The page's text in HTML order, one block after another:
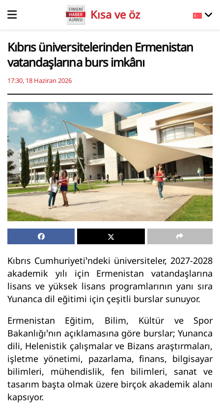
Kısa ve öz
Kıbrıs üniversitelerinden Ermenistan
vatandaşlarına burs imkânı
17:30, 18 Haziran 2026
Kıbrıs Cumhuriyeti’ndeki üniversiteler, 2027-2028
akademik yılı için Ermenistan vatandaşlarına
lisans ve yüksek lisans programlarının yanı sıra
Yunanca dil eğitimi için çeşitli burslar sunuyor.
Ermenistan Eğitim, Bilim, Kültür ve Spor
Bakanlığı’nın açıklamasına göre burslar; Yunanca
dili, Helenistik çalışmalar ve Bizans araştırmaları,
işletme yönetimi, pazarlama, finans, bilgisayar
bilimleri, mühendislik, fen bilimleri, sanat ve
tasarım başta olmak üzere birçok akademik alanı
kapsıyor.